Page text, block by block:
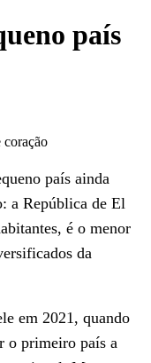
país
país ainda
a República de El
é o menor
da
em 2021, quando
o primeiro país a